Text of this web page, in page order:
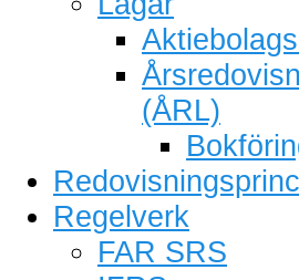
(ÅRL)
Regelverk
FAR SRS